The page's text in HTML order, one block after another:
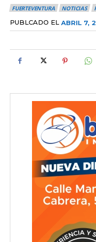
FUERTEVENTURA NOTICIAS
PUBLCADO EL ABRIL 7,